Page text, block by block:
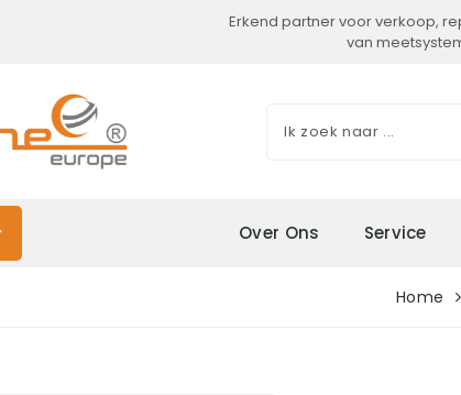
Erkend partner voor verkoop,
van
Over Ons Service
Home